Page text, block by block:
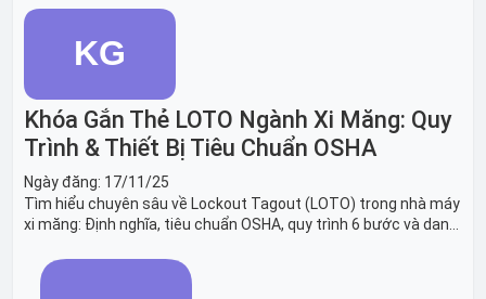
băng tải sản xuất ô tô và dây chuyền lắp ráp xe hơi.
Khóa Gắn Thẻ LOTO Ngành Xi Măng: Quy
Trình & Thiết Bị Tiêu Chuẩn OSHA
Ngày đăng: 17/11/25
Tìm hiểu chuyên sâu về Lockout Tagout (LOTO) trong nhà máy
xi măng: Định nghĩa, tiêu chuẩn OSHA, quy trình 6 bước và danh
nghiền an toàn.